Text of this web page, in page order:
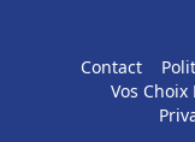
Contact
Vos